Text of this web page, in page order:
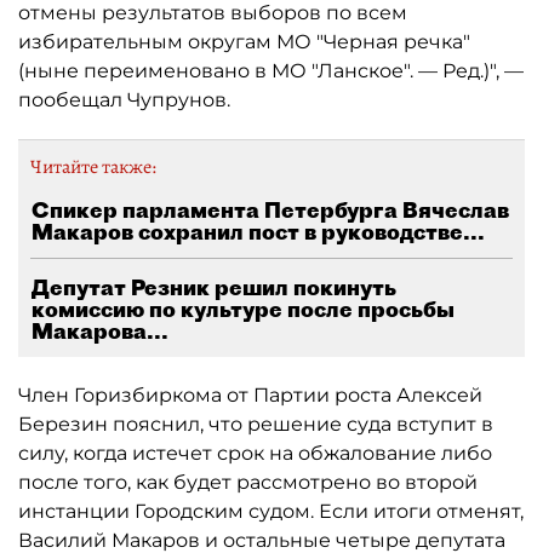
отмены результатов выборов по всем
избирательным округам МО "Черная речка"
(ныне переименовано в МО "Ланское". — Ред.)", —
пообещал Чупрунов.
Читайте также:
Спикер парламента Петербурга Вячеслав
Макаров сохранил пост в руководстве...
Депутат Резник решил покинуть
комиссию по культуре после просьбы
Макарова...
Член Горизбиркома от Партии роста Алексей
Березин пояснил, что решение суда вступит в
силу, когда истечет срок на обжалование либо
после того, как будет рассмотрено во второй
инстанции Городским судом. Если итоги отменят,
Василий Макаров и остальные четыре депутата